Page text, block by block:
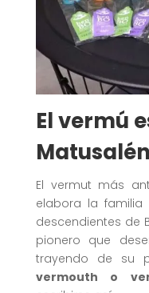
El vermú
Matusalén
El vermut más
elabora la familia
descendientes de
pionero que
trayendo de su
vermouth o